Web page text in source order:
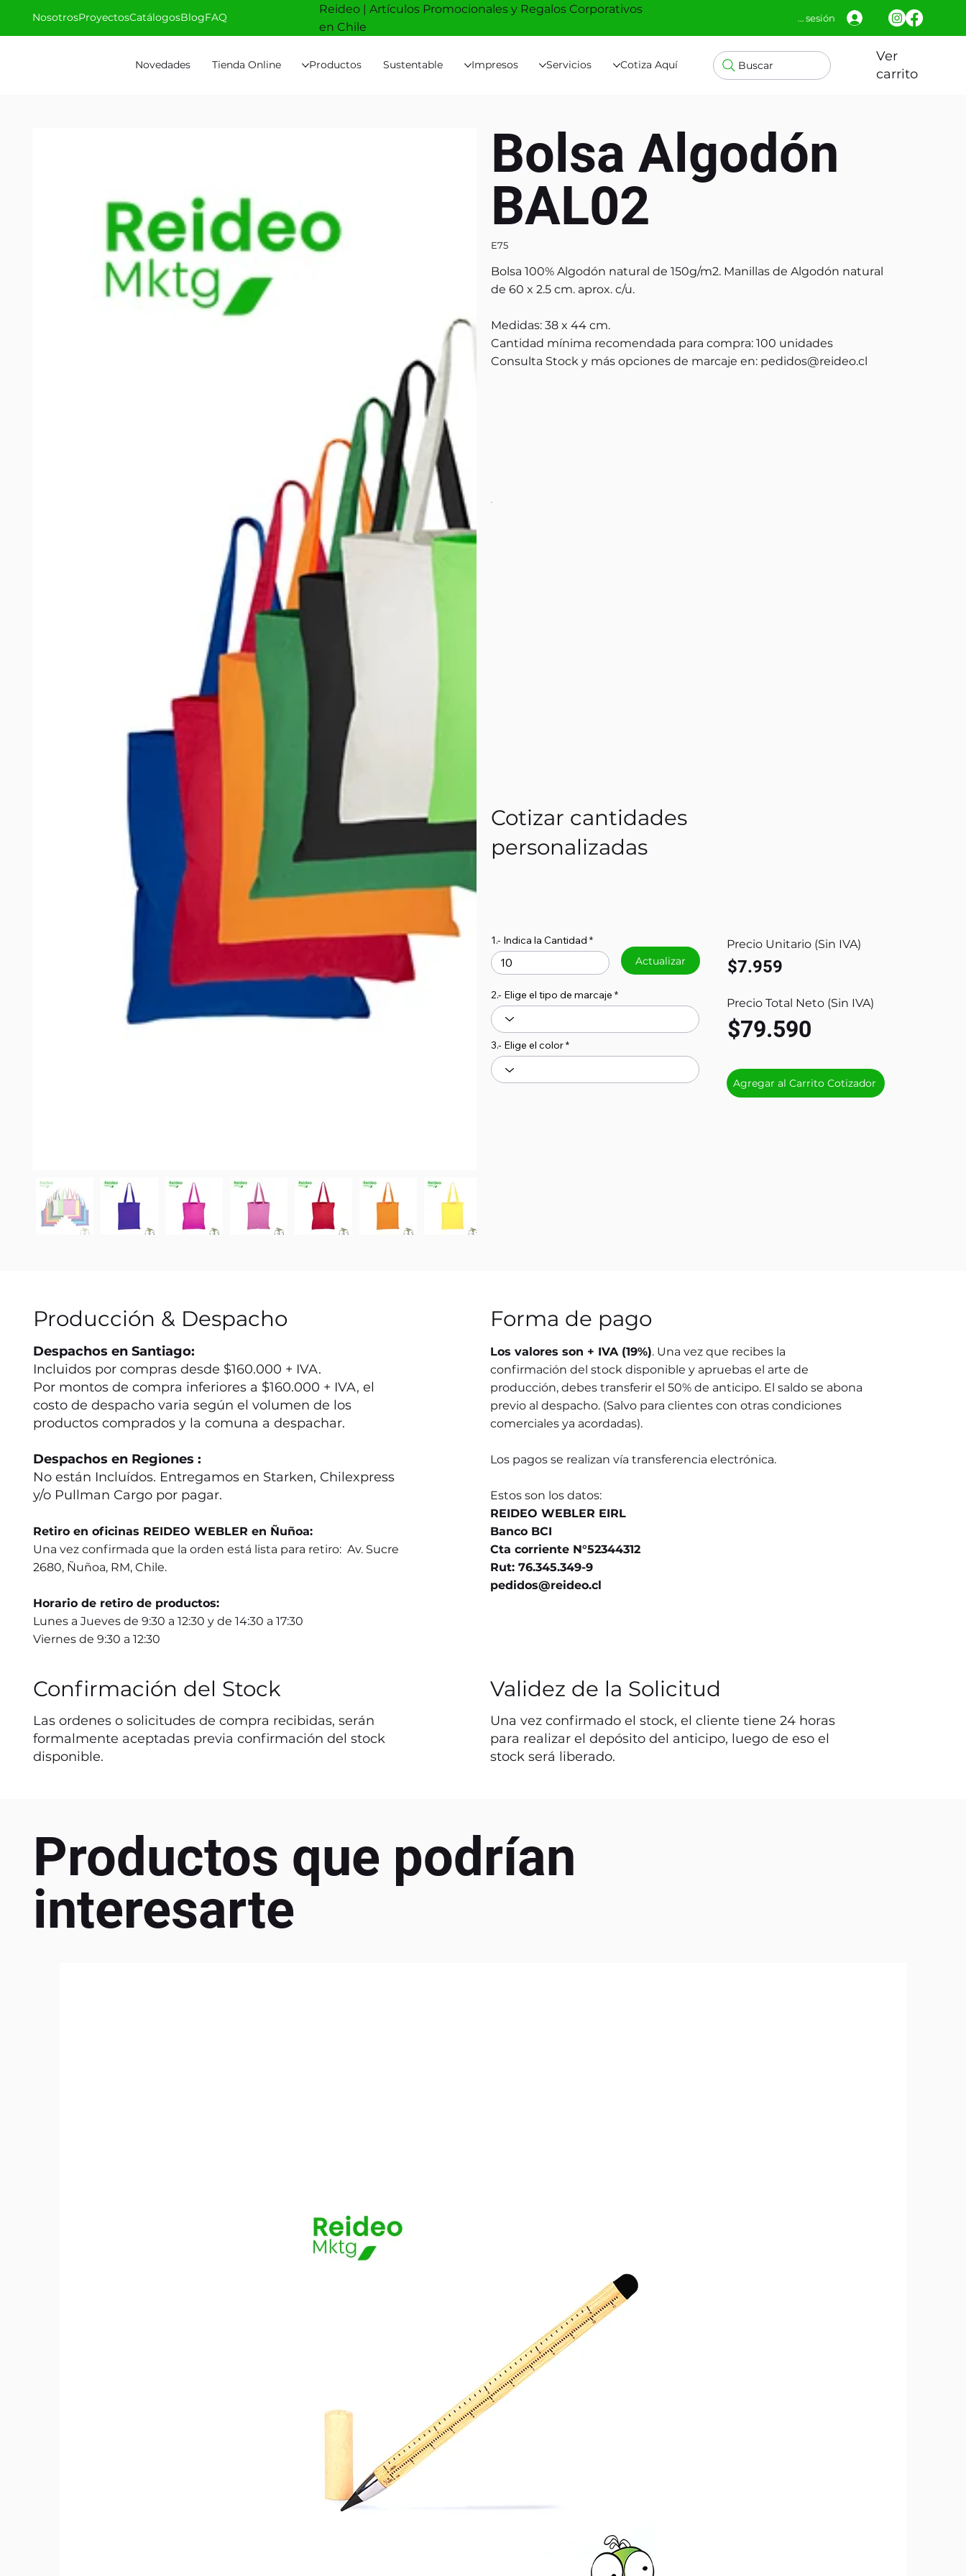
Novedades Tienda Online Productos Sustentable Impresos Servicios Cotiza Aquí Buscar
Ver
carrito
NosotrosProyectosCatálogosBlogFAQ
Reideo | Artículos Promocionales y Regalos Corporativos
en Chile
Iniciar sesión
Bolsa Algodón
BAL02
E75
Bolsa 100% Algodón natural de 150g/m2. Manillas de Algodón natural
de 60 x 2.5 cm. aprox. c/u.
Medidas: 38 x 44 cm.
Cantidad mínima recomendada para compra: 100 unidades
Consulta Stock y más opciones de marcaje en: pedidos@reideo.cl
Cotizar cantidades
personalizadas
1.- Indica la Cantidad
Actualizar
2.- Elige el tipo de marcaje
3.- Elige el color
Precio Unitario (Sin IVA)
$7.959
Precio Total Neto (Sin IVA)
$79.590
Agregar al Carrito Cotizador
Producción & Despacho
Despachos en Santiago:
Incluidos por compras desde $160.000 + IVA.
Por montos de compra inferiores a $160.000 + IVA, el
costo de despacho varia según el volumen de los
productos comprados y la comuna a despachar.
Despachos en Regiones :
No están Incluídos. Entregamos en Starken, Chilexpress
y/o Pullman Cargo por pagar.
Retiro en oficinas REIDEO WEBLER en Ñuñoa:
Una vez confirmada que la orden está lista para retiro: Av. Sucre
2680, Ñuñoa, RM, Chile.
Horario de retiro de productos:
Lunes a Jueves de 9:30 a 12:30 y de 14:30 a 17:30
Viernes de 9:30 a 12:30
Forma de pago
Los valores son + IVA (19%). Una vez que recibes la
confirmación del stock disponible y apruebas el arte de
producción, debes transferir el 50% de anticipo. El saldo se abona
previo al despacho. (Salvo para clientes con otras condiciones
comerciales ya acordadas).
Los pagos se realizan vía transferencia electrónica.
Estos son los datos:
REIDEO WEBLER EIRL
Banco BCI
Cta corriente N°52344312
Rut: 76.345.349-9
pedidos@reideo.cl
Confirmación del Stock
Las ordenes o solicitudes de compra recibidas, serán
formalmente aceptadas previa confirmación del stock
disponible.
Validez de la Solicitud
Una vez confirmado el stock, el cliente tiene 24 horas
para realizar el depósito del anticipo, luego de eso el
stock será liberado.
Productos que podrían
interesarte